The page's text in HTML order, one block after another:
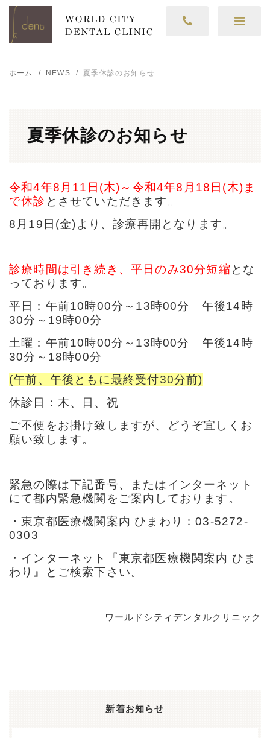
ホーム NEWS 夏季休診のお知らせ
夏季休診のお知らせ
令和4年8月11日(木)～令和4年8月18日(木)ま
で休診 とさせていただきます。
8月19日(金)より、診療再開となります。
診療時間は引き続き、平日のみ30分短縮 とな
っております。
平日：午前10時00分～13時00分 午後14時
30分～19時00分
土曜：午前10時00分～13時00分 午後14時
30分～18時00分
(午前、午後ともに最終受付30分前)
休診日：木、日、祝
ご不便をお掛け致しますが、どうぞ宜しくお
願い致します。
緊急の際は下記番号、またはインターネット
にて都内緊急機関をご案内しております。
・東京都医療機関案内 ひまわり：03-5272-
0303
・インターネット『東京都医療機関案内 ひま
わり』とご検索下さい。
ワールドシティデンタルクリニック
新着お知らせ